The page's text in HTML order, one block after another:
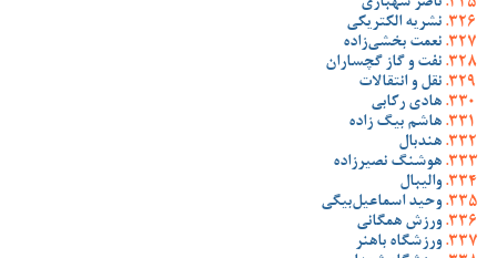
ناصر شهبازی
نشریه الکتریکی
نعمت بخشی‌زاده
نفت و گاز گچساران
نقل و انتقالات
هادی رکابی
هاشم بیگ زاده
هندبال
هوشنگ نصیرزاده
والیبال
وحید اسماعیل‌بیگی
ورزش همگانی
ورزشگاه باهنر